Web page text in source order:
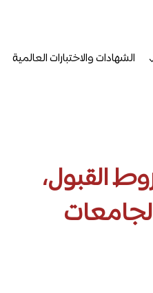
الشهادات والاختبارات العالمية
القبول،